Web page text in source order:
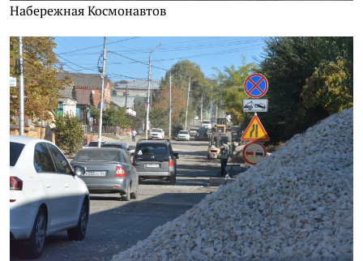
Набережная Космонавтов